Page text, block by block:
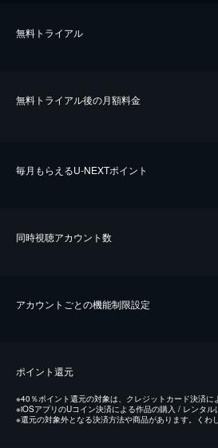
無料トライアル
無料トライアル後の⽉額料金
毎⽉もらえるU-NEXTポイント
同時視聴アカウント数
アカウントごとの機能制限設定
ポイント還元
※40％ポイント還元の対象は、クレジットカード決済に
※iOSアプリのUコイン決済による作品の購入 / レンタル
※還元の対象外となる決済方法や商品があります。くわ